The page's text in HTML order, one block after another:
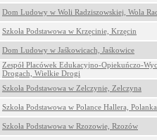
Dom Ludowy w Woli Radziszowskiej, Wola
Szkoła Podstawowa w Krzęcinie, Krzęcin
Dom Ludowy w Jaśkowicach, Jaśkowice
Zespół Placówek Edukacyjno-Opiekuńczo-
Drogach, Wielkie Drogi
Szkoła Podstawowa w Zelczynie, Zelczyna
Szkoła Podstawowa w Polance Hallera,
Szkoła Podstawowa w Rzozowie, Rzozów